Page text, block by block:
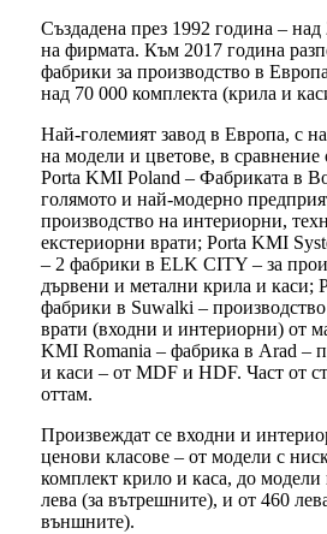
Създадена през 1992 година –
на фирмата. Към 2017 година
фабрики за производство в
над 70 000 комплекта (крила и
Най-големият завод в Европа, с
на модели и цветове, в сравнение
Porta KMI Poland – Фабриката в
голямото и най-модерно
производство на интериорни,
екстериорни врати; Porta KMI
– 2 фабрики в ELK CITY – за
дървени и метални крила и каси;
фабрики в Suwalki –
врати (входни и интериорни) от
KMI Romania – фабрика в Arad –
и каси – от MDF и HDF. Част от
оттам.
Произвеждат се входни и
ценови класове – от модели с
комплект крило и каса, до модели
лева (за вътрешните), и от 460
външните).